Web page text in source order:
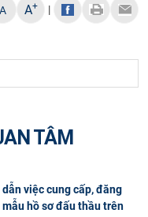
A A+ |
TÂM
việc cung cấp, đăng
hồ sơ đấu thầu trên